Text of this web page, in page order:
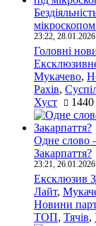
23:22, 28.01.2026
Головні
Мукачево,
Рахів,
Хуст
1440
Одне слово
Закарпаття?
23:21, 26.01.2026
Ексклюзив
Лайт,
Новини
ТОП, Тячів,